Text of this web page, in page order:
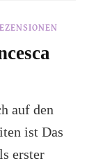
auf den
ist Das
erster